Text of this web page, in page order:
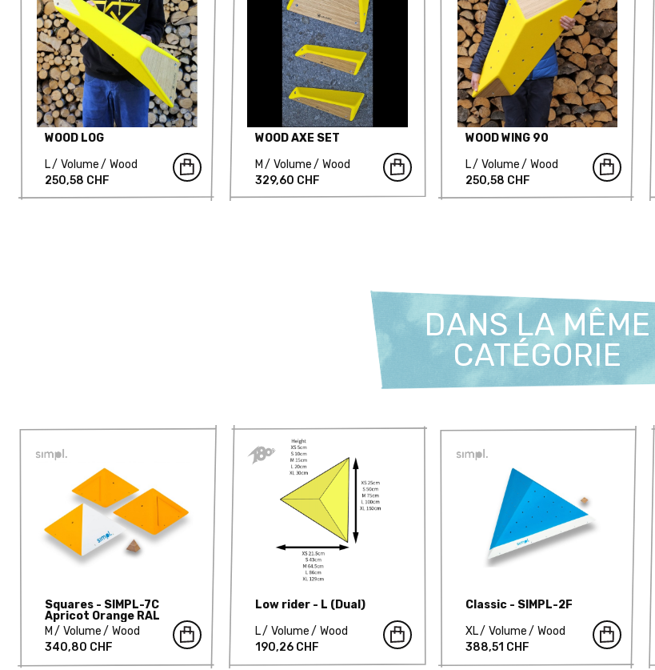
WOOD LOG
L
Volume
Wood
250,58 CHF
WOOD AXE SET
M
Volume
Wood
329,60 CHF
WOOD WING 90
L
Volume
Wood
250,58 CHF
DANS LA MÊME
CATÉGORIE
Squares - SIMPL-7C
Apricot Orange RAL
1033
M Volume
Wood
340,80 CHF
Low rider - L (Dual)
L
Volume
Wood
190,26 CHF
Classic - SIMPL-2F
XL
Volume
Wood
388,51 CHF